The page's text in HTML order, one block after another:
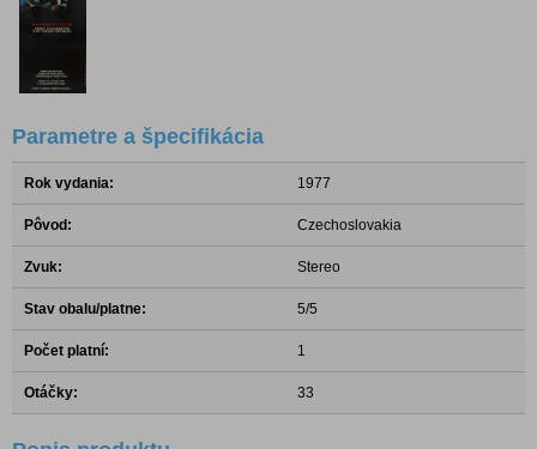
Parametre a špecifikácia
Rok vydania: 1977
Pôvod: Czechoslovakia
Zvuk: Stereo
Stav obalu/platne: 5/5
Počet platní: 1
Otáčky: 33